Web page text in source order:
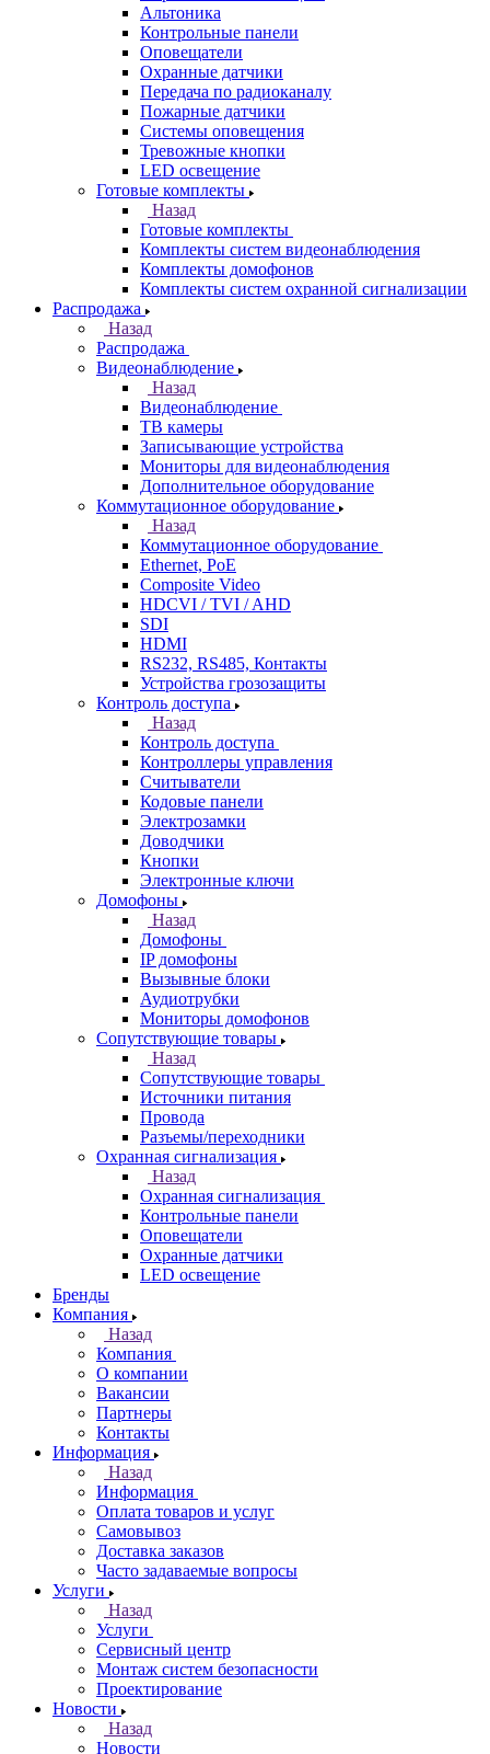
Альтоника
Контрольные панели
Оповещатели
Охранные датчики
Передача по радиоканалу
Пожарные датчики
Системы оповещения
Тревожные кнопки
LED освещение
Готовые комплекты
Назад
Готовые комплекты
Комплекты систем видеонаблюдения
Комплекты домофонов
Комплекты систем охранной сигнализации
Распродажа
Назад
Распродажа
Видеонаблюдение
Назад
Видеонаблюдение
ТВ камеры
Записывающие устройства
Мониторы для видеонаблюдения
Дополнительное оборудование
Коммутационное оборудование
Назад
Коммутационное оборудование
Ethernet, PoE
Composite Video
HDCVI / TVI / AHD
SDI
HDMI
RS232, RS485, Контакты
Устройства грозозащиты
Контроль доступа
Назад
Контроль доступа
Контроллеры управления
Считыватели
Кодовые панели
Электрозамки
Доводчики
Кнопки
Электронные ключи
Домофоны
Назад
Домофоны
IP домофоны
Вызывные блоки
Аудиотрубки
Мониторы домофонов
Сопутствующие товары
Назад
Сопутствующие товары
Источники питания
Провода
Разъемы/переходники
Охранная сигнализация
Назад
Охранная сигнализация
Контрольные панели
Оповещатели
Охранные датчики
LED освещение
Бренды
Компания
Назад
Компания
О компании
Вакансии
Партнеры
Контакты
Информация
Назад
Информация
Оплата товаров и услуг
Самовывоз
Доставка заказов
Часто задаваемые вопросы
Услуги
Назад
Услуги
Сервисный центр
Монтаж систем безопасности
Проектирование
Новости
Назад
Новости